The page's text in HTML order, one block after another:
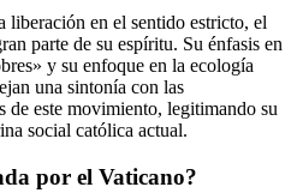
liberación en el sentido estricto, el
parte de su espíritu. Su énfasis en
y su enfoque en la ecología
una sintonía con las
de este movimiento, legitimando su
social católica actual.
por el Vaticano?